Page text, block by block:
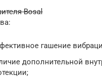
Bosal
гашение
дополнительной